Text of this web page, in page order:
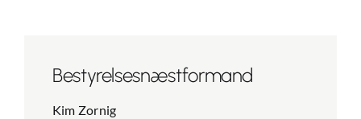
Bestyrelses­næstformand
Kim Zornig